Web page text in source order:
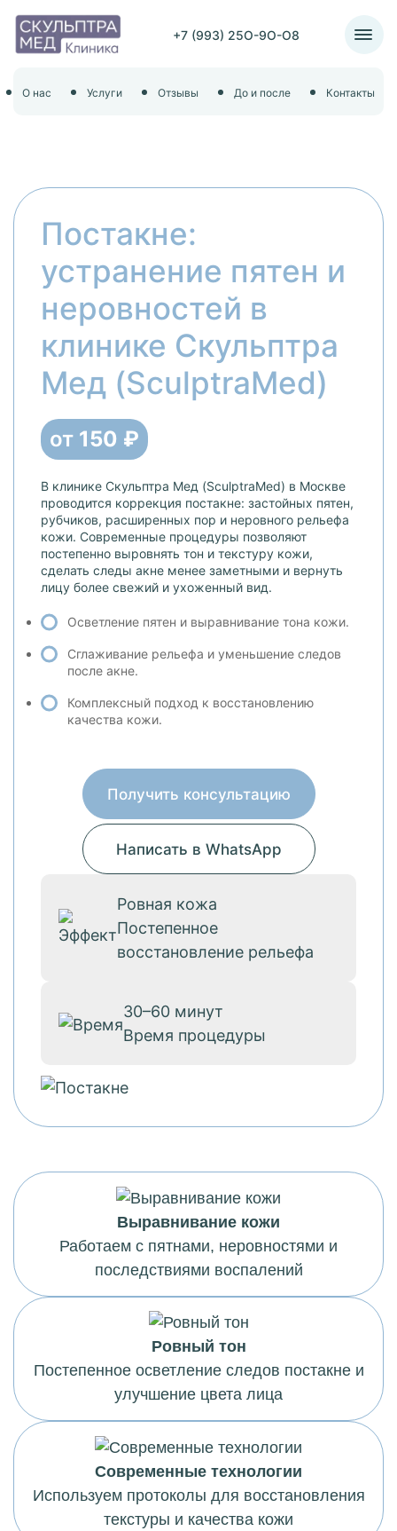
+7 (993) 25O-9O-O8
О нас Услуги Отзывы До и после Контакты
Постакне:
устранение пятен и
неровностей в
клинике Скульптра
Мед (SculptraMed)
от 150 ₽
В клинике Скульптра Мед (SculptraMed) в Москве
проводится коррекция постакне: застойных пятен,
рубчиков, расширенных пор и неровного рельефа
кожи. Современные процедуры позволяют
постепенно выровнять тон и текстуру кожи,
сделать следы акне менее заметными и вернуть
лицу более свежий и ухоженный вид.
Осветление пятен и выравнивание тона кожи.
Сглаживание рельефа и уменьшение следов
после акне.
Комплексный подход к восстановлению
качества кожи.
Получить консультацию
Написать в WhatsApp
Ровная кожа
Постепенное
восстановление рельефа
30–60 минут
Время процедуры
Выравнивание кожи
Работаем с пятнами, неровностями и
последствиями воспалений
Ровный тон
Постепенное осветление следов постакне и
улучшение цвета лица
Современные технологии
Используем протоколы для восстановления
текстуры и качества кожи